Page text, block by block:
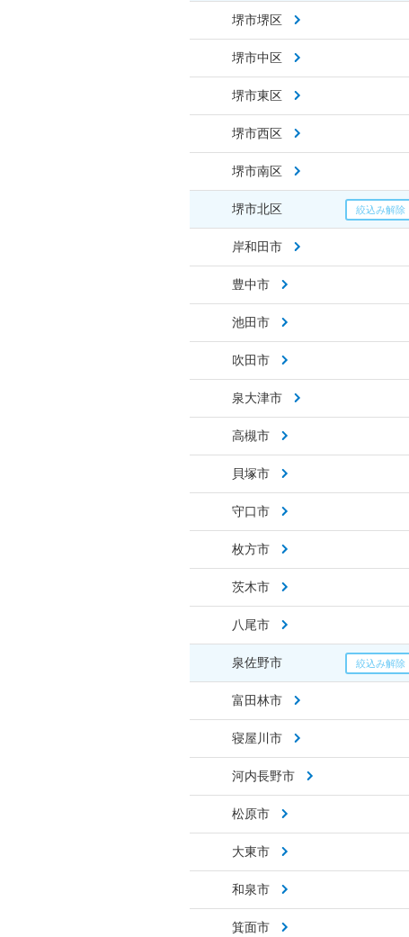
堺市堺区
堺市中区
堺市東区
堺市西区
堺市南区
堺市北区
岸和田市
豊中市
池田市
吹田市
泉大津市
高槻市
貝塚市
守口市
枚方市
茨木市
八尾市
泉佐野市
富田林市
寝屋川市
河内長野市
松原市
大東市
和泉市
箕面市